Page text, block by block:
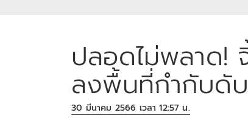
ปลอดไม่พลาด!
ลงพื้นที่กำกับดั
30 มีนาคม 2566 เวลา 12:57 น.